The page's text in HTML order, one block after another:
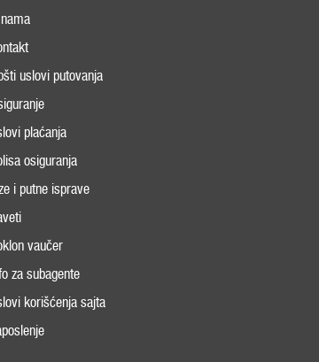
uslovi putovanja
plaćanja
osiguranja
i putne isprave
vaučer
za subagente
korišćenja sajta